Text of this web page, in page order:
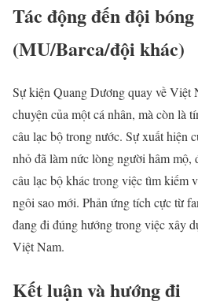
Tác động đến đội
(MU/Barca/đội khác)
Sự kiện Quang Dương quay về Việt
chuyện của một cá nhân, mà còn là
câu lạc bộ trong nước. Sự xuất hiện
nhỏ đã làm nức lòng người hâm mộ,
câu lạc bộ khác trong việc tìm kiếm
ngôi sao mới. Phản ứng tích cực từ
đang đi đúng hướng trong việc xây
Việt Nam.
Kết luận và hướng đi